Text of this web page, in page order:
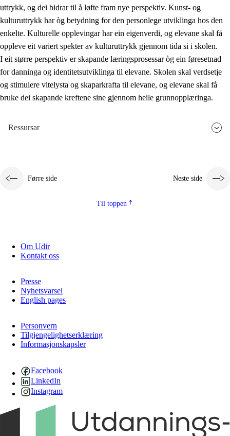
uttrykk, og dei bidrar til å løfte fram nye perspektiv. Kunst- og
kulturuttrykk har òg betydning for den personlege utviklinga hos den
enkelte. Kulturelle opplevingar har ein eigenverdi, og elevane skal få
oppleve eit variert spekter av kulturuttrykk gjennom tida si i skolen.
I eit større perspektiv er skapande læringsprosessar òg ein føresetnad
for danninga og identitetsutviklinga til elevane. Skolen skal verdsetje
og stimulere vitelysta og skaparkrafta til elevane, og elevane skal få
bruke dei skapande kreftene sine gjennom heile grunnopplæringa.
Ressursar
Førre side Neste side
Til toppen
Om Udir
Kontakt oss
Presse
Nyhetsvarsel
English pages
Personvern
Tilgjengelighetserklæring
Informasjonskapsler
Facebook
LinkedIn
Instagram